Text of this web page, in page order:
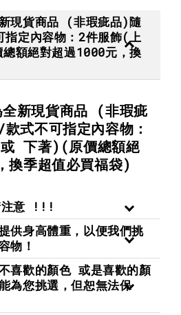
加入購物車
現貨商品 (非瑕疵品)隨
定內容物：2件服飾(上
額絕對超過1000元，換
全新現貨商品 (非瑕疵
式不可指定內容物：
下著)(原價總額絕
換季超值必買福袋)
意 !!!
供身高體重，以便我們挑
物！
喜歡的顏色 或是喜歡的顏
為您挑選，但恕無法保